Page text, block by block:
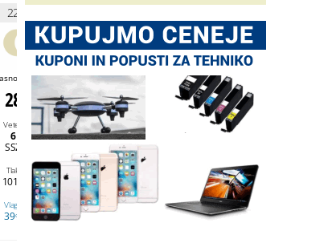
22
Jasno Jasno Jasno Jasno
28 26 24 25 26 25 24
Veter
6
SSZ
Veter
6
Veter
8
Veter
16
S
Veter
Tlak
1012
Tlak
1013
Tlak
1013
Tlak
1014
Tlak
1014
Tlak
1014
Vlaga
39%
Vlaga
42%
Vlaga
46
Vlaga Vlaga Vlaga
58%
Vlaga
60